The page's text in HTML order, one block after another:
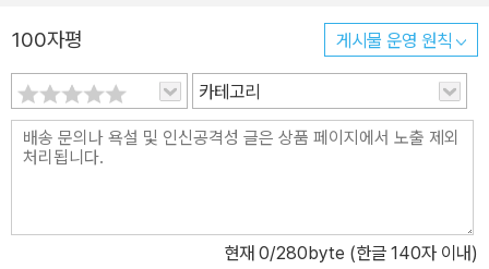
100자평 게시물 운영 원칙
카테고리
현재 0/280byte (한글 140자 이내)